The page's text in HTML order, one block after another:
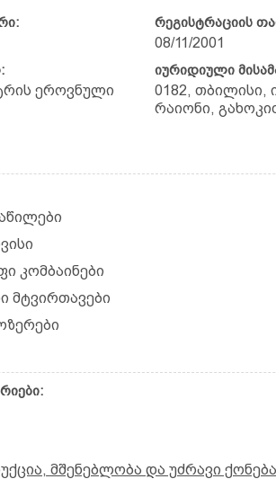
რეგისტრაციის
08/11/2001
ეროვნული
იურიდიული
0182, თბილისი,
რაიონი,
კომბაინები
მტვირთავები
მშენებლობა და უძრავი ქონება